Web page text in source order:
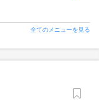
全てのメニューを見る